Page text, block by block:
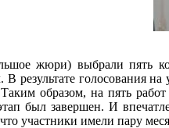
жюри) выбрали пять
В результате голосования
образом, на пять
был завершен. И
участники имели пару